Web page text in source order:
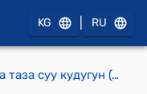
KG RU
Бөкөнбаев айылында таза суу кудугун (скважина) куруу үчүн жер тилкелерин алмаштыруу жөнүндө токтому